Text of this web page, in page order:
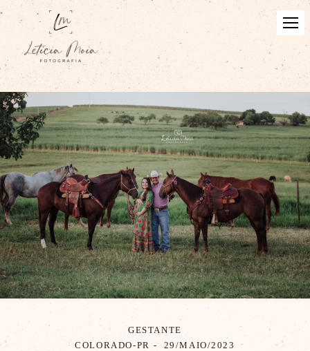
GESTANTE
COLORADO-PR
29/MAIO/2023